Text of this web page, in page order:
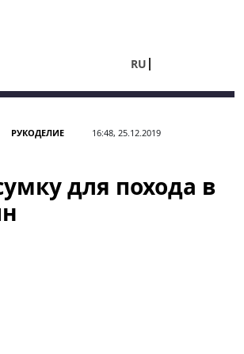
RU
РУКОДЕЛИЕ 16:48, 25.12.2019
для похода в